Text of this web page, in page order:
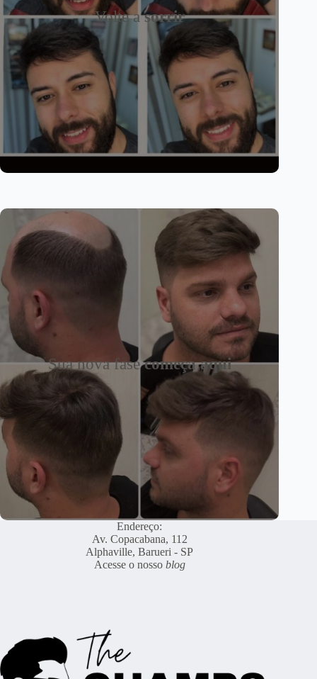
Volte asorrir
Sua nova fasecomeça aqui
Endereço:
Av. Copacabana, 112
Alphaville, Barueri - SP
Acesse o nosso blog